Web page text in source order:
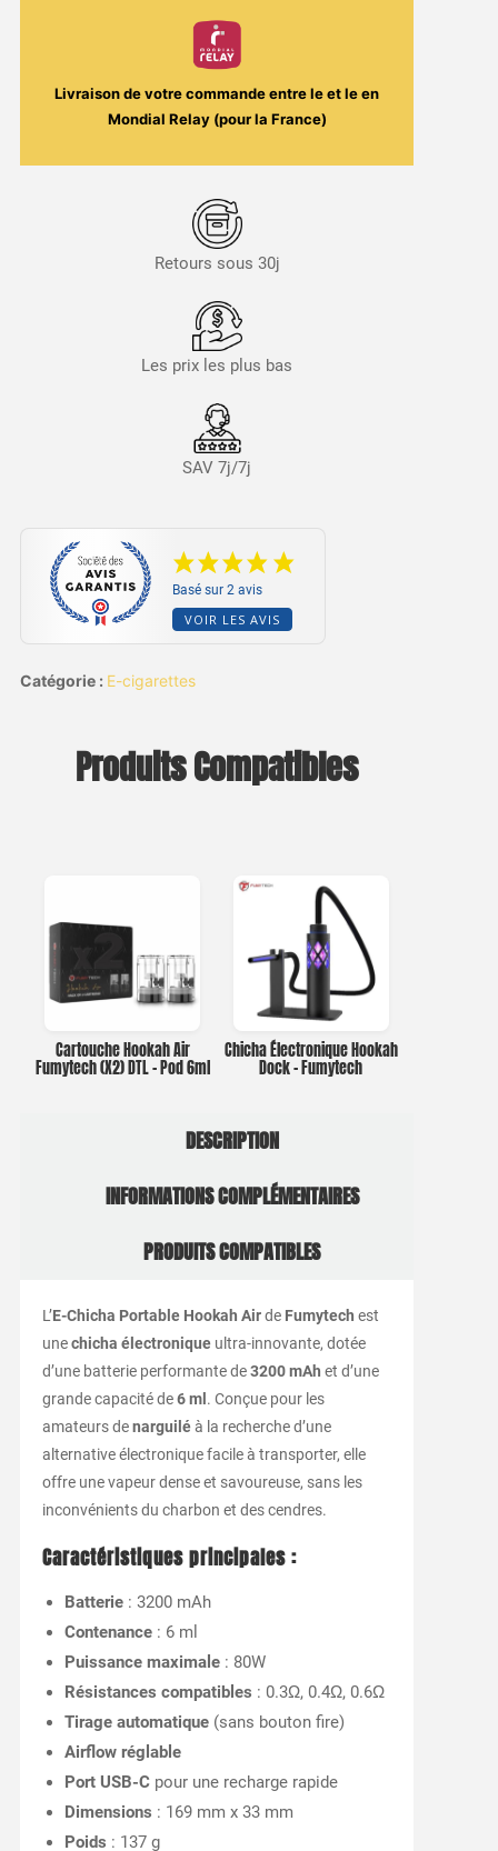
Livraison de votre commande entre leet leen
Mondial Relay (pour la France)
Retours sous 30j
Les prix les plus bas
SAV 7j/7j
Basé sur 2 avis
VOIR LES AVIS
Catégorie : E-cigarettes
Produits Compatibles
Cartouche Hookah Air
Fumytech (X2) DTL – Pod 6ml
Chicha Électronique Hookah
Dock – Fumytech
DESCRIPTION
INFORMATIONS COMPLÉMENTAIRES
PRODUITS COMPATIBLES
L’E-Chicha Portable Hookah Airde Fumytech est
unechicha électroniqueultra-innovante, dotée
d’une batterie performante de3200 mAh et d’une
grande capacité de6 ml . Conçue pour les
amateurs denarguiléà la recherche d’une
alternative électronique facile à transporter, elle
offre une vapeur dense et savoureuse, sans les
inconvénients du charbon et des cendres.
Caractéristiques principales :
Batterie: 3200 mAh
Contenance: 6 ml
Puissance maximale: 80W
Résistances compatibles : 0.3Ω, 0.4Ω, 0.6Ω
Tirage automatique(sans bouton fire)
Airflow réglable
Port USB-Cpour une recharge rapide
Dimensions : 169 mm x 33 mm
Poids : 137 g